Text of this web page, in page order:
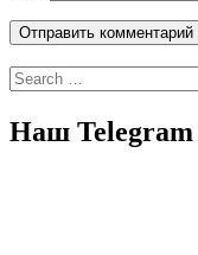
Search
for:
Наш Telegram